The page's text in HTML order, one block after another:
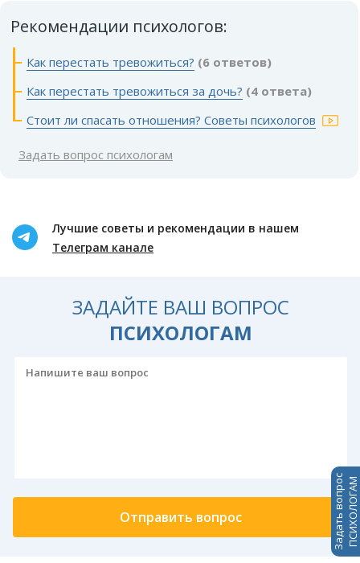
Рекомендации психологов:
Как перестать тревожиться? (6 ответов)
Как перестать тревожиться за дочь? (4 ответа)
Стоит ли спасать отношения? Советы психологов
Задать вопрос психологам
Лучшие советы и рекомендации в нашем
Телеграм канале
ЗАДАЙТЕ ВАШ ВОПРОС
ПСИХОЛОГАМ
Задать вопросПСИХОЛОГАМ